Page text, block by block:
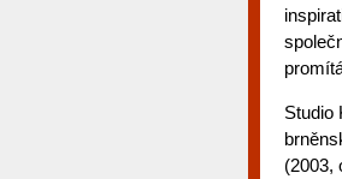
Studio
(2003,